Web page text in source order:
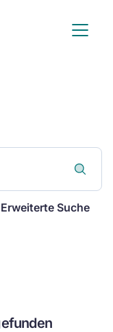
Erweiterte Suche